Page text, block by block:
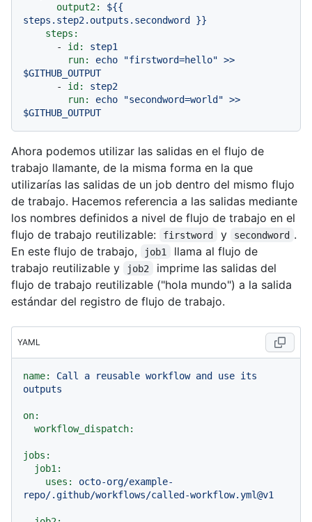
output2:
${{
steps.step2.outputs.secondword }}
steps:
-
id:
step1
run:
echo "firstword=hello" >>
$GITHUB_OUTPUT
-
id:
step2
run:
echo "secondword=world" >>
$GITHUB_OUTPUT
Ahora podemos utilizar las salidas en el flujo de
trabajo llamante, de la misma forma en la que
utilizarías las salidas de un job dentro del mismo flujo
de trabajo. Hacemos referencia a las salidas mediante
los nombres definidos a nivel de flujo de trabajo en el
flujo de trabajo reutilizable:
firstword y secondword .
En este flujo de trabajo,
job1
llama al flujo de
trabajo reutilizable y
job2
imprime las salidas del
flujo de trabajo reutilizable ("hola mundo") a la salida
estándar del registro de flujo de trabajo.
YAML
name: Call a reusable workflow and use its
outputs
on:
workflow_dispatch:
jobs:
job1:
uses:
octo-org/example-
repo/.github/workflows/called-workflow.yml@v1